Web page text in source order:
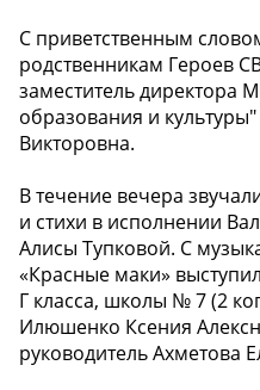
С приветственным
родственникам Героев
заместитель директора
образования и
Викторовна.
В течение вечера
и стихи в исполнении
Алисы Тупковой. С
«Красные маки»
Г класса, школы № 7 (2
Илюшенко Ксения
руководитель Ахметова